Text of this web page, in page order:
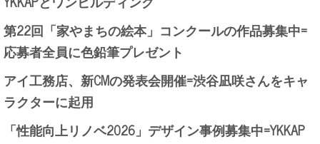
第22回「家やまちの絵本」コンクールの作品募集中=
応募者全員に色鉛筆プレゼント
アイ工務店、新CMの発表会開催=渋谷凪咲さんをキャ
ラクターに起用
「性能向上リノベ2026」デザイン事例募集中=YKKAP